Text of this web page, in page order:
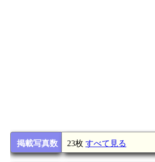
掲載写真数 23枚 すべて見る